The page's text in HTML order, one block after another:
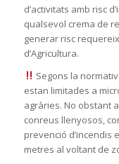
d’activitats amb risc
qualsevol crema de
generar risc
d’Agricultura.
Segons la
estan limitades a
agràries. No obstant
conreus llenyosos,
prevenció d’incendis
metres al voltant de